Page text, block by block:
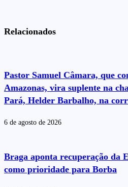
Relacionados
Pastor Samuel Câmara, que
Amazonas, vira suplente na
Pará, Helder Barbalho, na
6 de agosto de 2026
Braga aponta recuperação da
como prioridade para Borba